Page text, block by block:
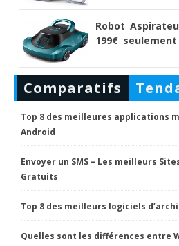
Robot
199€
Comparatifs
Top 8 des meilleures applications
Android
Envoyer un SMS – Les meilleurs
Gratuits
Top 8 des meilleurs logiciels
Quelles sont les différences entre